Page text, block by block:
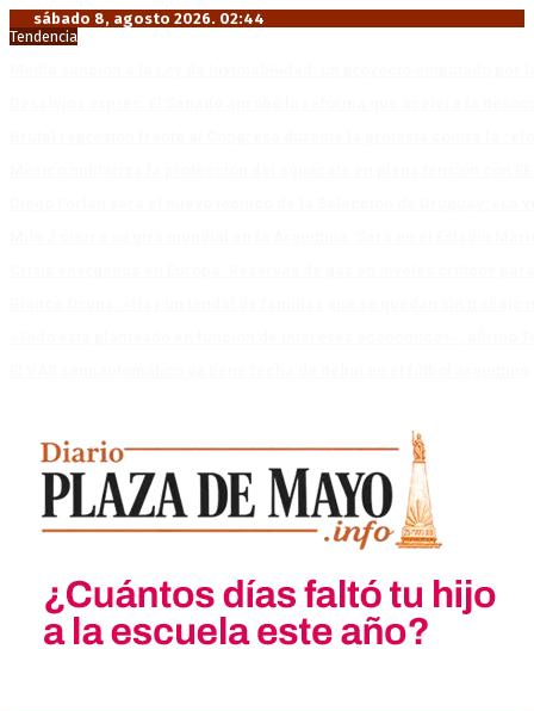
sábado 8, agosto 2026. 02:44
Tendencia